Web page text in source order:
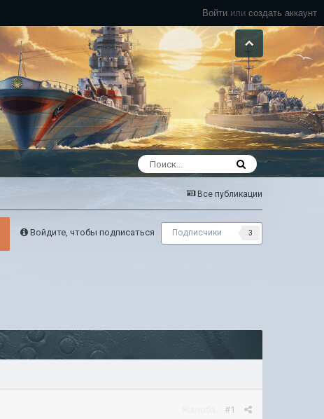
Войти или создать аккаунт
Все публикации
Войдите, чтобы подписаться Подписчики 3
#1